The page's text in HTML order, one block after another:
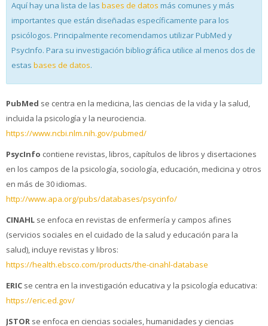
Aquí hay una lista de las bases de datos más comunes y más
importantes que están diseñadas específicamente para los
psicólogos. Principalmente recomendamos utilizar PubMed y
PsycInfo. Para su investigación bibliográfica utilice al menos dos de
estas bases de datos.
PubMed se centra en la medicina, las ciencias de la vida y la salud,
incluida la psicología y la neurociencia.
https://www.ncbi.nlm.nih.gov/pubmed/
PsycInfo contiene revistas, libros, capítulos de libros y disertaciones
en los campos de la psicología, sociología, educación, medicina y otros
en más de 30 idiomas.
http://www.apa.org/pubs/databases/psycinfo/
CINAHL se enfoca en revistas de enfermería y campos afines
(servicios sociales en el cuidado de la salud y educación para la
salud), incluye revistas y libros:
https://health.ebsco.com/products/the-cinahl-database
ERIC se centra en la investigación educativa y la psicología educativa:
https://eric.ed.gov/
JSTOR se enfoca en ciencias sociales, humanidades y ciencias